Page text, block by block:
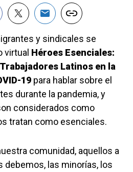
y sindicales se
virtual Héroes Esenciales:
Latinos en la
19 para hablar sobre el
durante la pandemia, y
considerados como
tratan como esenciales.
comunidad, aquellos a
debemos, las minorías, los